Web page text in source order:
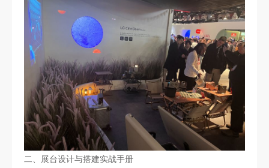
二、展台设计与搭建实战手册